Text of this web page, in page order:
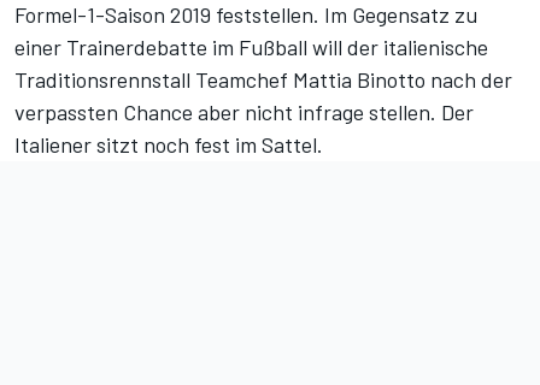
Formel-1-Saison 2019 feststellen. Im Gegensatz zu
einer Trainerdebatte im Fußball will der italienische
Traditionsrennstall Teamchef Mattia Binotto nach der
verpassten Chance aber nicht infrage stellen. Der
Italiener sitzt noch fest im Sattel.